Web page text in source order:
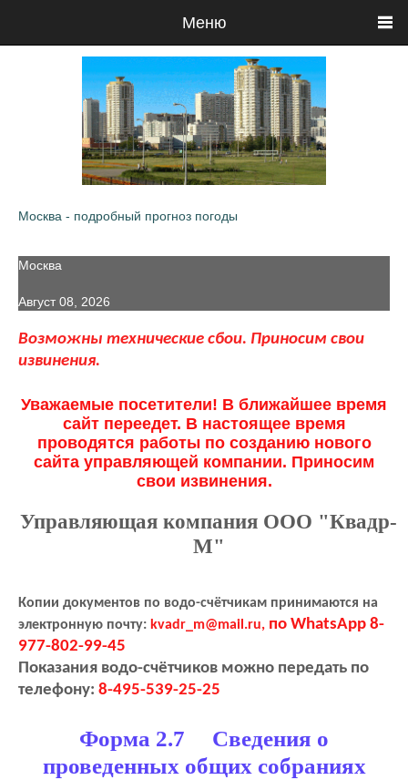
Меню
Москва - подробный прогноз погоды
Москва
Август 08, 2026
Возможны технические сбои. Приносим свои
извинения.
Уважаемые посетители! В ближайшее время
сайт переедет. В настоящее время
проводятся работы по созданию нового
сайта управляющей компании. Приносим
свои извинения.
Управляющая компания ООО "Квадр-
М"
Копии документов по водо-счётчикам принимаются на
электронную почту: kvadr_m@mail.ru, по WhatsApp 8-
977-802-99-45
Показания водо-счётчиков можно передать по
телефону: 8-495-539-25-25
Форма 2.7 Сведения о
проведенных общих собраниях